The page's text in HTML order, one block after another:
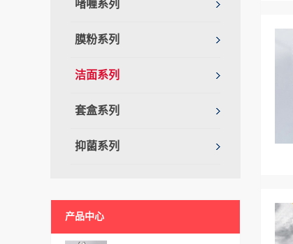
啫喱系列
膜粉系列
洁面系列
套盒系列
抑菌系列
产品中心